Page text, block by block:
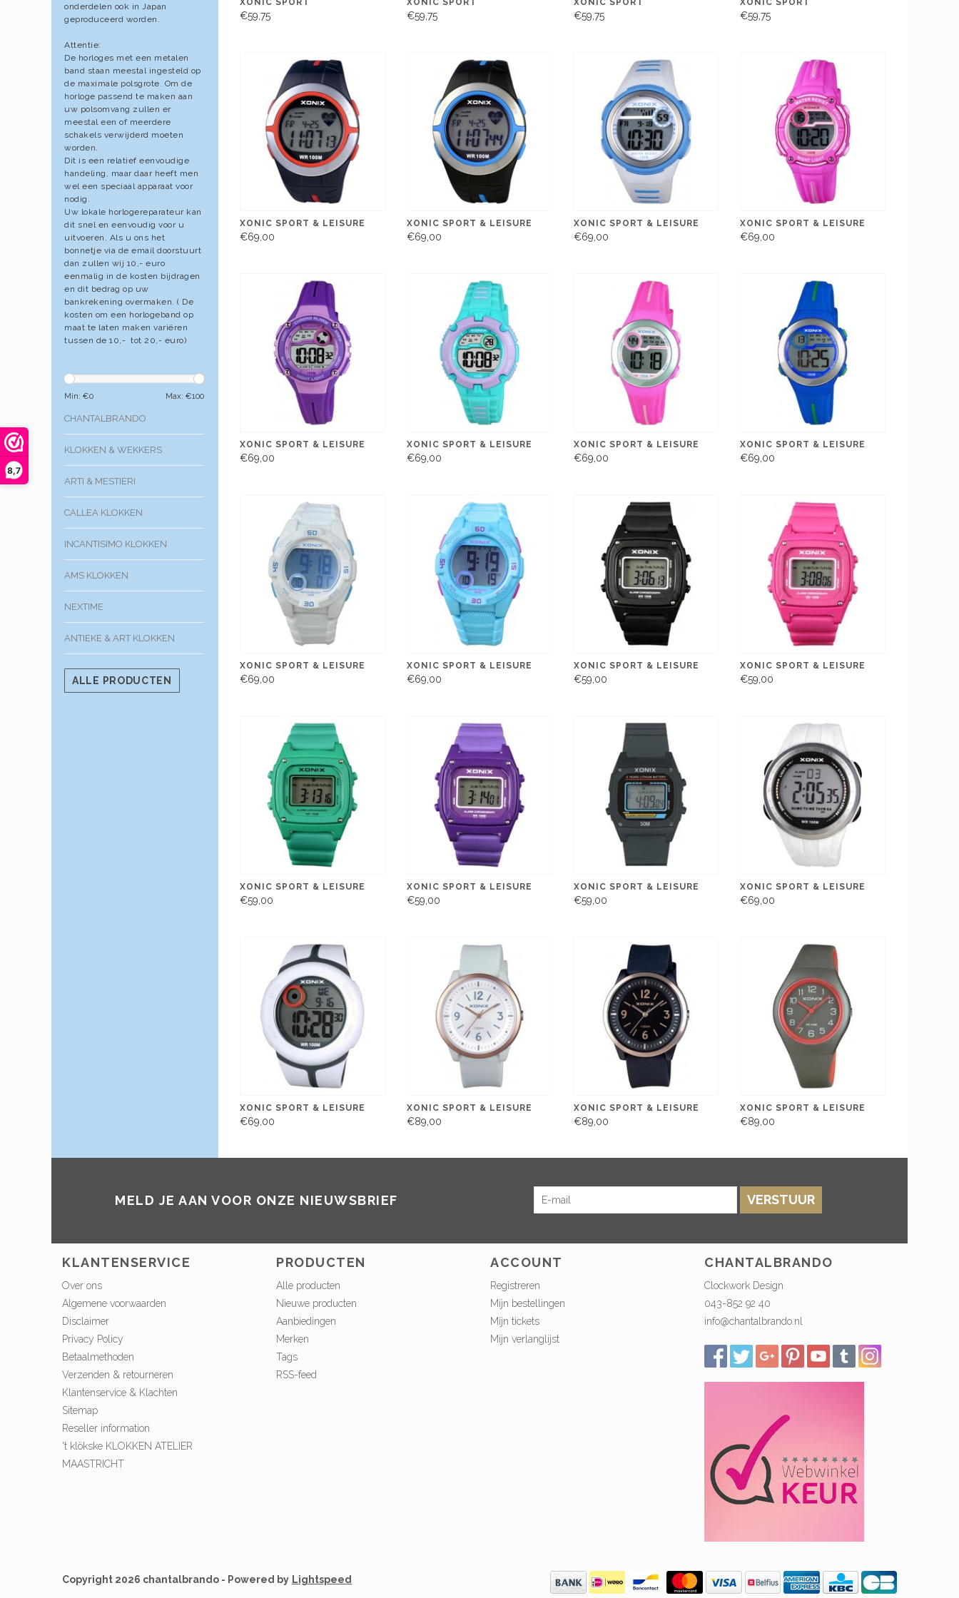
8,7
onderdelen ook in Japan
geproduceerd worden.
Attentie:
De horloges met een metalen
band staan meestal ingesteld op
de maximale polsgrote. Om de
horloge passend te maken aan
uw polsomvang zullen er
meestal een of meerdere
schakels verwijderd moeten
worden.
Dit is een relatief eenvoudige
handeling, maar daar heeft men
wel een speciaal apparaat voor
nodig.
Uw lokale horlogereparateur kan
dit snel en eenvoudig voor u
uitvoeren. Als u ons het
bonnetje via de email doorstuurt
dan zullen wij 10,- euro
eenmalig in de kosten bijdragen
en dit bedrag op uw
bankrekening overmaken. ( De
kosten om een horlogeband op
maat te laten maken variëren
tussen de 10,- tot 20,- euro)
Min: €0 Max: €100
CHANTALBRANDO
KLOKKEN & WEKKERS
ARTI & MESTIERI
CALLEA KLOKKEN
INCANTISIMO KLOKKEN
AMS KLOKKEN
NEXTIME
ANTIEKE & ART KLOKKEN
ALLE PRODUCTEN
€59,75 €59,75 €59,75 €59,75
XONIC SPORT & LEISURE
€69,00
XONIC SPORT & LEISURE
€69,00
XONIC SPORT & LEISURE
€69,00
XONIC SPORT & LEISURE
€69,00
XONIC SPORT & LEISURE
€69,00
XONIC SPORT & LEISURE
€69,00
XONIC SPORT & LEISURE
€69,00
XONIC SPORT & LEISURE
€69,00
XONIC SPORT & LEISURE
€69,00
XONIC SPORT & LEISURE
€69,00
XONIC SPORT & LEISURE
€59,00
XONIC SPORT & LEISURE
€59,00
XONIC SPORT & LEISURE
€59,00
XONIC SPORT & LEISURE
€59,00
XONIC SPORT & LEISURE
€59,00
XONIC SPORT & LEISURE
€69,00
XONIC SPORT & LEISURE
€69,00
XONIC SPORT & LEISURE
€89,00
XONIC SPORT & LEISURE
€89,00
XONIC SPORT & LEISURE
€89,00
MELD JE AAN VOOR ONZE NIEUWSBRIEF VERSTUUR
KLANTENSERVICE
Over ons
Algemene voorwaarden
Disclaimer
Privacy Policy
Betaalmethoden
Verzenden & retourneren
Klantenservice & Klachten
Sitemap
Reseller information
't klökske KLOKKEN ATELIER
MAASTRICHT
PRODUCTEN
Alle producten
Nieuwe producten
Aanbiedingen
Merken
Tags
RSS-feed
ACCOUNT
Registreren
Mijn bestellingen
Mijn tickets
Mijn verlanglijst
CHANTALBRANDO
Clockwork Design
043-852 92 40
info@chantalbrando.nl
Copyright 2026 chantalbrando - Powered by Lightspeed